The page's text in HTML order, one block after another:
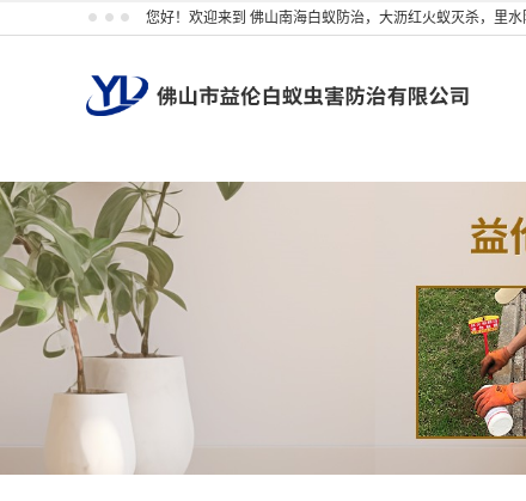
您好！欢迎来到 佛山南海白蚁防治，大沥红火蚁灭杀，里水